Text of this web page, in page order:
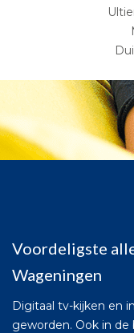
Voordeligste
Wageningen
Digitaal tv-kijken en
geworden. Ook in